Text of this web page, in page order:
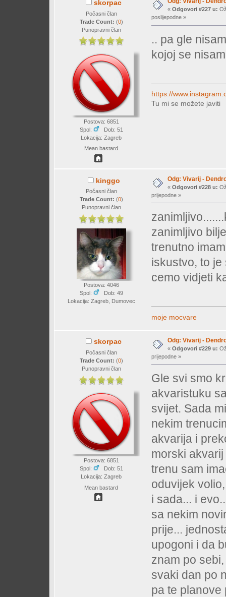
skorpac
Počasni član
Trade Count: (0)
Punopravni član
Postova: 6851
Spol:
Dob: 51
Lokacija: Zagreb
Mean bastard
« Odgovori #227 u:
poslijepodne »
.. pa gle
kojoj se
https://
Tu mi se možete javiti
kinggo
Počasni član
Trade Count: (0)
Punopravni član
Postova: 4046
Spol:
Dob: 49
Lokacija: Zagreb, Dumovec
Odg: Vivarij -
« Odgovori #228 u:
prijepodne »
zanimljivo
trenutno
iskustvo, to
cemo vidjeti
moje mocvare
skorpac
Počasni član
Trade Count: (0)
Punopravni član
Postova: 6851
Spol:
Dob: 51
Lokacija: Zagreb
Mean bastard
Odg: Vivarij -
« Odgovori #229 u:
prijepodne »
Gle svi smo
akvaristuku
svijet. Sada
nekim
akvarija i
morski
trenu sam
oduvijek
i sada... i
sa nekim
prije...
upogoni i da
znam po
svaki dan po
pa te planove